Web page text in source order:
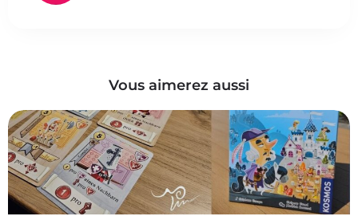
Vous aimerez aussi